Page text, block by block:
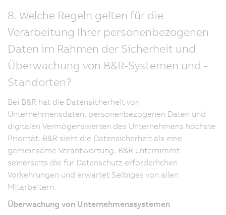
8. Welche Regeln gelten für die
Verarbeitung Ihrer personenbezogenen
Daten im Rahmen der Sicherheit und
Überwachung von B&R-Systemen und -
Standorten?
Bei B&R hat die Datensicherheit von
Unternehmensdaten, personenbezogenen Daten und
digitalen Vermögenswerten des Unternehmens höchste
Priorität. B&R sieht die Datensicherheit als eine
gemeinsame Verantwortung. B&R unternimmt
seinerseits die für Datenschutz erforderlichen
Vorkehrungen und erwartet Selbiges von allen
Mitarbeitern.
Überwachung von Unternehmenssystemen